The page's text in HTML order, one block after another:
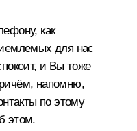
как
для нас
и Вы тоже
напомню,
по этому
этом.